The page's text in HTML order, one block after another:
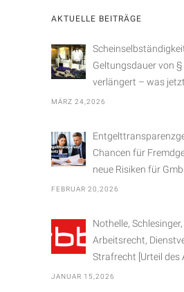
e
o
r
i
e
AKTUELLE BEITRÄGE
Geltungsdauer von §
verlängert – was jetzt
MÄRZ 24,2026
Chancen für
neue Risiken für
FEBRUAR 20,2026
Nothelle,
Arbeitsrecht,
Strafrecht [Urteil des
JANUAR 15,2026